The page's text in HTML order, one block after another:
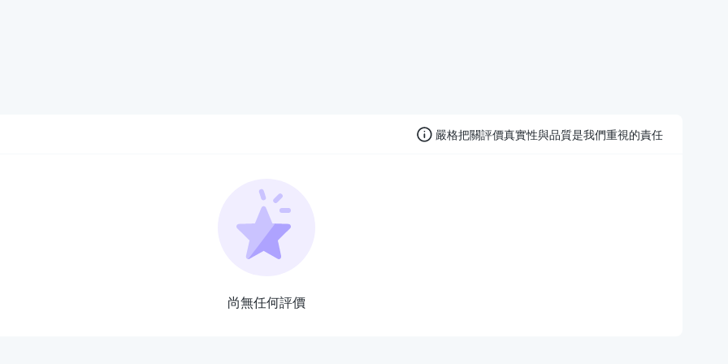
嚴格把關評價真實性與品質是我們重視的責任
尚無任何評價